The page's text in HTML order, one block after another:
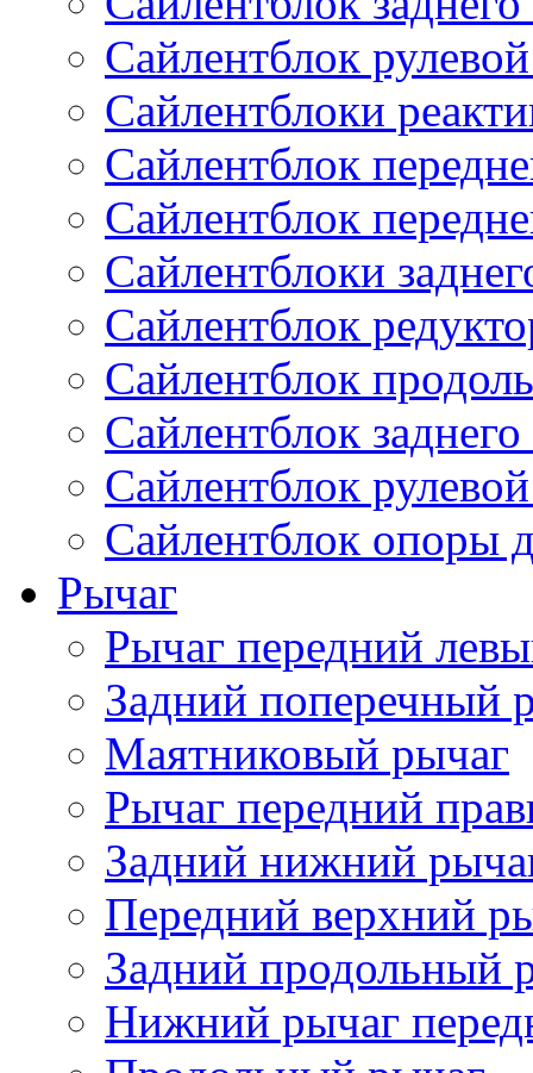
Сайлентблок
Сайлентблоки
Сайлентблок
Сайлентблок
Сайлентблоки
Сайлентблок
Сайлентблок
Сайлентблок
Сайлентблок
Сайлентблок опоры
Рычаг
Рычаг передний
Задний поперечный
Маятниковый рычаг
Рычаг передний
Задний нижний
Передний верхний
Задний продольный
Нижний рычаг